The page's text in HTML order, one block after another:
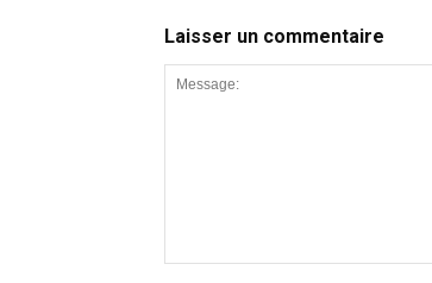
Laisser un commentaire